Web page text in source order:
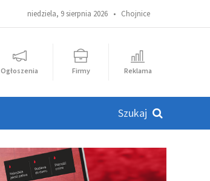
niedziela, 9 sierpnia 2026 • Chojnice
Ogłoszenia Firmy Reklama